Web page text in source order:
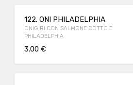
122. ONI PHILADELPHIA
ONIGIRI CON SALMONE COTTO E
PHILADELPHIA
3.00 €